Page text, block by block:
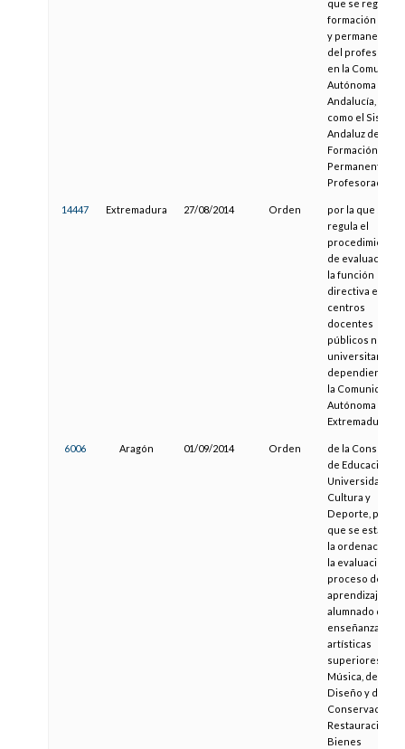
que se regula la
formación inicial
y permanente
del profesorado
en la
Autónoma de
Andalucía, así
como el Sistema
Andaluz de
Formación
Permanente del
Profesorado
14447 Extremadura 27/08/2014 Orden
por la que se
regula el
procedimiento
de evaluación
la función
directiva en los
centros
docentes
públicos no
universitarios
dependientes
la Comunidad
Autónoma de
Extremadura
6006 Aragón 01/09/2014 Orden
de la Consejera
de Educación,
Universidad,
Cultura y
Deporte, por la
que se
la ordenación
la evaluación
proceso de
aprendizaje del
alumnado de las
enseñanzas
artísticas
superiores de
Música, de
Diseño y de
Conservación y
Restauración de
Bienes